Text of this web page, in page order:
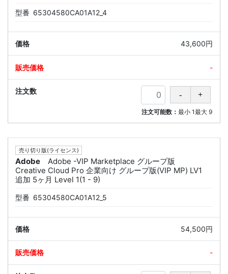
型番 65304580CA01A12_4
43,600円
-
注文可能数：最小 1最大 9
売り切り版(ライセンス)
Adobe
Adobe -VIP Marketplace グループ版
Creative Cloud Pro 企業向け グループ版(VIP MP) LV1
追加 5ヶ月 Level 1(1 - 9)
型番 65304580CA01A12_5
54,500円
-